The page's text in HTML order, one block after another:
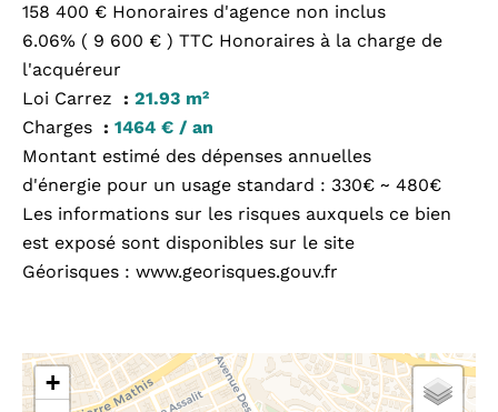
158 400 € Honoraires d'agence non inclus
6.06% ( 9 600 € ) TTC Honoraires à la charge de
l'acquéreur
Loi Carrez
21.93 m²
Charges
1464 € / an
Montant estimé des dépenses annuelles
d'énergie pour un usage standard : 330€ ~ 480€
Les informations sur les risques auxquels ce bien
est exposé sont disponibles sur le site
Géorisques : www.georisques.gouv.fr
+